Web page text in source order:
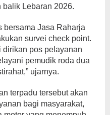
balik Lebaran 2026.
bersama Jasa Raharja
survei check point.
dirikan pos pelayanan
pemudik roda dua
ujarnya.
terpadu tersebut akan
bagi masyarakat,